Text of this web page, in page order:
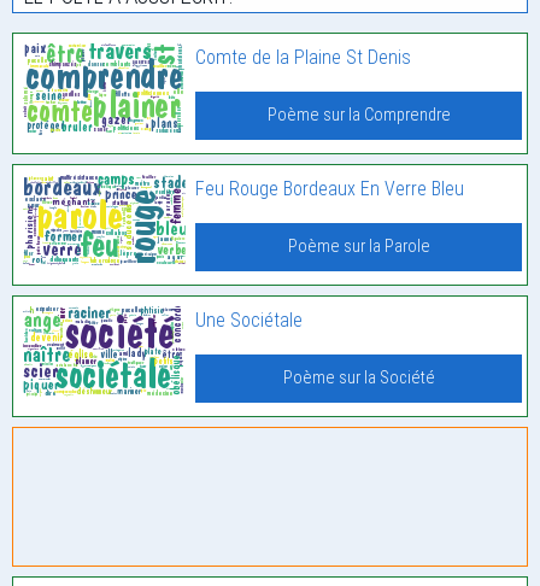
Comte de la Plaine St Denis
Poème sur la Comprendre
Feu Rouge Bordeaux En Verre Bleu
Poème sur la Parole
Une Sociétale
Poème sur la Société